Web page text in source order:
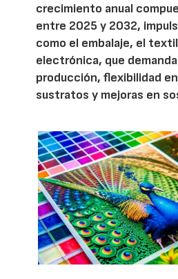
crecimiento anual
entre 2025 y 2032,
como el embalaje, el
electrónica, que
producción, flexibilidad
sustratos y mejoras en